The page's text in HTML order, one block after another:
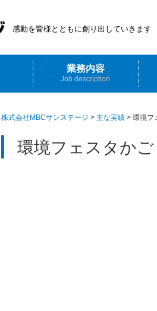
感動を皆様とともに創り出していきます
業務内容
Job description
株式会社MBCサンステージ > 主な実績> 環境フ
環境フェスタか